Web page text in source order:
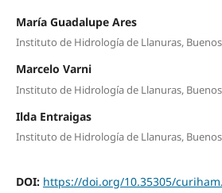
María Guadalupe Ares
Instituto de Hidrología de Llanuras,
Marcelo Varni
Instituto de Hidrología de Llanuras,
Ilda Entraigas
Instituto de Hidrología de Llanuras,
DOI: https://doi.org/10.35305/